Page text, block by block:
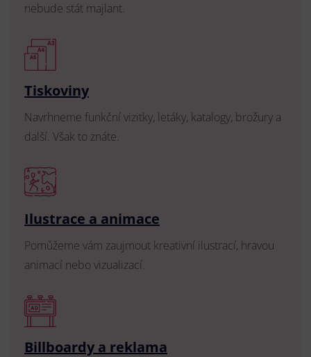
nebude stát majlant.
Tiskoviny
Navrhneme funkční vizitky, letáky, katalogy, brožury a
další. Však to znáte.
Ilustrace a animace
Pomůžeme vám zaujmout kreativní ilustrací, hravou
animací nebo vizualizací.
Billboardy a reklama